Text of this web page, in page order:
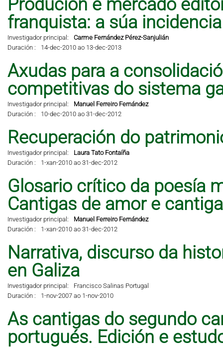
Produción e mercado
franquista: a súa
Investigador principal:
Carme Fernández Pérez-Sanjulián
Duración :
14-dec-2010 ao 13-dec-2013
Axudas para a
competitivas do sistema
Investigador principal:
Manuel Ferreiro Fernández
Duración :
10-dec-2010 ao 31-dec-2012
Recuperación do
Investigador principal:
Laura Tato Fontaíña
Duración :
1-xan-2010 ao 31-dec-2012
Glosario crítico da poesía
Cantigas de amor e
Investigador principal:
Manuel Ferreiro Fernández
Duración :
1-xan-2010 ao 31-dec-2012
Narrativa, discurso da
en Galiza
Investigador principal:
Francisco Salinas Portugal
Duración :
1-nov-2007 ao 1-nov-2010
As cantigas do segundo
portugués. Edición e